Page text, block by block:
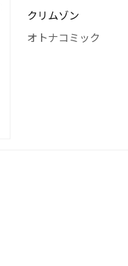
クリムゾン
オトナコミック